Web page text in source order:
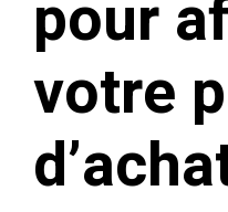
pour
votre